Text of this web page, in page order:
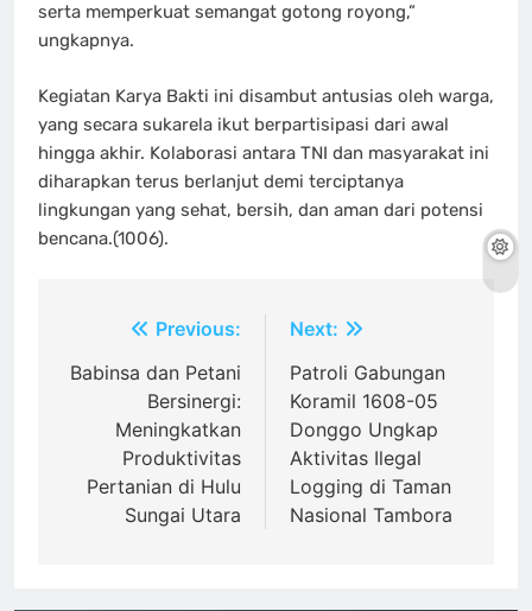
serta memperkuat semangat gotong royong,”
ungkapnya.
Kegiatan Karya Bakti ini disambut antusias oleh warga,
yang secara sukarela ikut berpartisipasi dari awal
hingga akhir. Kolaborasi antara TNI dan masyarakat ini
diharapkan terus berlanjut demi terciptanya
lingkungan yang sehat, bersih, dan aman dari potensi
bencana.(1006).
Navigasi
pos
Previous:
Babinsa dan Petani
Bersinergi:
Meningkatkan
Produktivitas
Pertanian di Hulu
Sungai Utara
Next:
Patroli Gabungan
Koramil 1608-05
Donggo Ungkap
Aktivitas Ilegal
Logging di Taman
Nasional Tambora